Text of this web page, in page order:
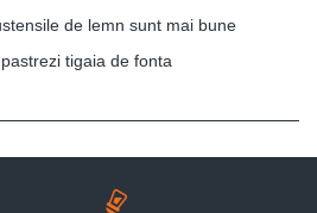
de lemn sunt mai bune
tigaia de fonta